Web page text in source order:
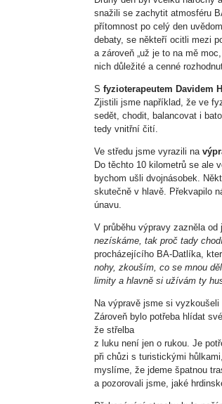
snažili se zachytit atmosféru
přítomnost po celý den
debaty, se někteří ocitli mezi
a zároveň „už je to na mě
nich důležité a cenné
Sfyzioterapeutem Davidem
Zjistili jsme například, že ve
sedět, chodit, balancovat i
tedy vnitřní čití.
Ve středu jsme vyrazili na
Do těchto 10 kilometrů se ale
bychom ušli dvojnásobek.
skutečně v hlavě. Překvapilo
únavu.
V průběhu výpravy zazněla
nezískáme, tak proč tady
procházejícího BA-Datlíka,
nohy, zkouším, co se mnou
limity a hlavně si užívám ty
Na výpravě jsme si
Zároveň bylo potřeba hlídat
že střelba
z luku není jen o rukou. Je
při chůzi s turistickými
myslíme, že jdeme špatnou
a pozorovali jsme, jaké